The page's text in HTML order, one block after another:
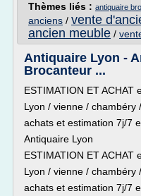
Thèmes liés : antiquaire
anciens / vente
ancien meuble /
Antiquaire Lyon -
Brocanteur ...
ESTIMATION ET ACHAT
Lyon / vienne / chambéry
achats et estimation 7j/7
Antiquaire Lyon
ESTIMATION ET ACHAT
Lyon / vienne / chambéry
achats et estimation 7j/7